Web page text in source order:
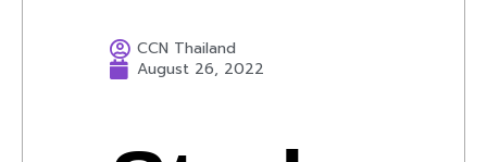
CCN Thailand
August 26, 2022